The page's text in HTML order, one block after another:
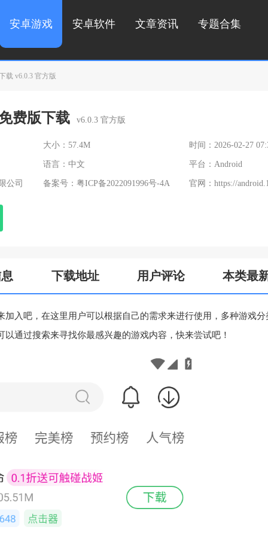
安卓游戏 安卓软件 文章资讯 专题合集
v6.0.3 官方版
费版下载 v6.0.3 官方版
大小：57.4M 时间：2026-02-27
语言：中文 平台：Android
公司 备案号：粤ICP备2022091996号-4A 官网： https://
下载地址 用户评论 本类最
入吧，在这里用户可以根据自己的需求来进行使用，多种游戏分
通过搜索来寻找你最感兴趣的游戏内容，快来尝试吧！